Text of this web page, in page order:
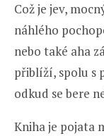
Což je jev,
náhlého
nebo také aha
přiblíží, spolu s
odkud se bere
Kniha je pojata